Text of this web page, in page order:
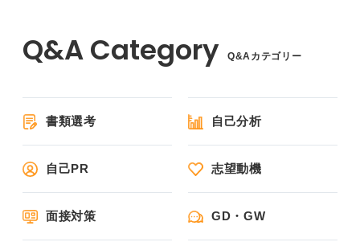
Q&Aカテゴリー
書類選考 自己分析
自己PR 志望動機
面接対策 GD・GW